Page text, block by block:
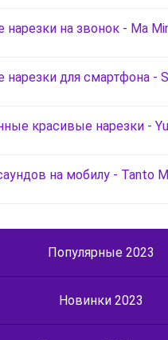
нарезки на звонок - Ma
нарезки для смартфона -
красивые нарезки -
на мобилу - Tanto
Популярные 2023
Новинки 2023